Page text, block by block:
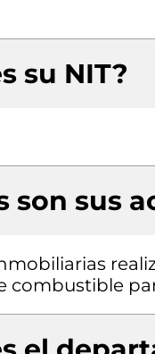
su NIT?
son sus
combustible